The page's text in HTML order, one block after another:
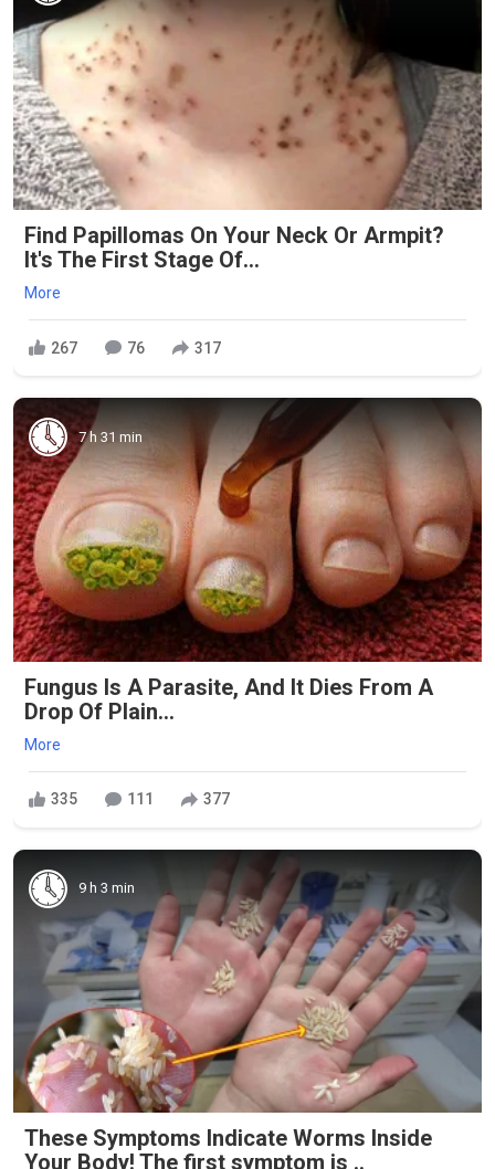
Find Papillomas On Your Neck Or Armpit?
It's The First Stage Of...
More
267 76 317
7 h 31 min
Fungus Is A Parasite, And It Dies From A
Drop Of Plain...
More
335 111 377
9 h 3 min
These Symptoms Indicate Worms Inside
Your Body! The first symptom is ..